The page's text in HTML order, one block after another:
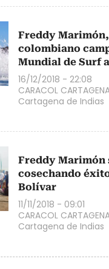
Freddy
colombiano
Mundial de Surf
16/12/2018 - 22:08
CARACOL
Cartagena de Indias
Freddy Marimón
cosechando
Bolívar
11/11/2018 - 09:01
CARACOL
Cartagena de Indias